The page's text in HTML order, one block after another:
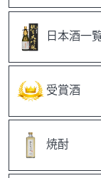
日本酒一
受賞酒
焼酎